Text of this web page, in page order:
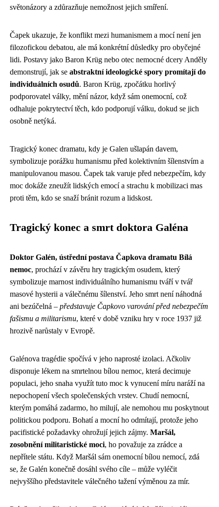
světonázory a zdůrazňuje nemožnost jejich smíření.
Čapek ukazuje, že konflikt mezi humanismem a mocí není jen
filozofickou debatou, ale má konkrétní důsledky pro obyčejné
lidi. Postavy jako Baron Krüg nebo otec nemocné dcery Anděly
demonstrují, jak se abstraktní ideologické spory promítají do
individuálních osudů. Baron Krüg, zpočátku horlivý
podporovatel války, mění názor, když sám onemocní, což
odhaluje pokrytectví těch, kdo podporují válku, dokud se jich
osobně netýká.
Tragický konec dramatu, kdy je Galen ušlapán davem,
symbolizuje porážku humanismu před kolektivním šílenstvím a
manipulovanou masou. Čapek tak varuje před nebezpečím, kdy
moc dokáže zneužít lidských emocí a strachu k mobilizaci mas
proti těm, kdo se snaží bránit rozum a lidskost.
Tragický konec a smrt doktora Galéna
Doktor Galén, ústřední postava Čapkova dramatu Bílá
nemoc, prochází v závěru hry tragickým osudem, který
symbolizuje marnost individuálního humanismu tváří v tvář
masové hysterii a válečnému šílenství. Jeho smrt není náhodná
ani bezúčelná – představuje Čapkovo varování před nebezpečím
fašismu a militarismu, které v době vzniku hry v roce 1937 již
hrozivě narůstaly v Evropě.
Galénova tragédie spočívá v jeho naprosté izolaci. Ačkoliv
disponuje lékem na smrtelnou bílou nemoc, která decimuje
populaci, jeho snaha využít tuto moc k vynucení míru naráží na
nepochopení všech společenských vrstev. Chudí nemocní,
kterým pomáhá zadarmo, ho milují, ale nemohou mu poskytnout
politickou podporu. Bohatí a mocní ho odmítají, protože jeho
pacifistické požadavky ohrožují jejich zájmy. Maršál,
zosobnění militaristické moci, ho považuje za zrádce a
nepřítele státu. Když Maršál sám onemocní bílou nemocí, zdá
se, že Galén konečně dosáhl svého cíle – může vyléčit
nejvyššího představitele válečného tažení výměnou za mír.